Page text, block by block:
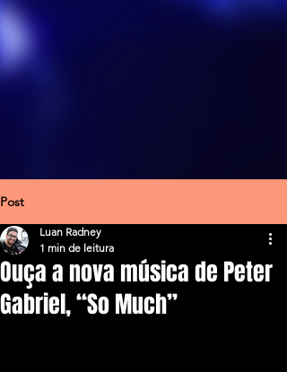
Post
Ouça a nova música de Peter
Gabriel, “So Much”
Luan Radney
1 min de leitura